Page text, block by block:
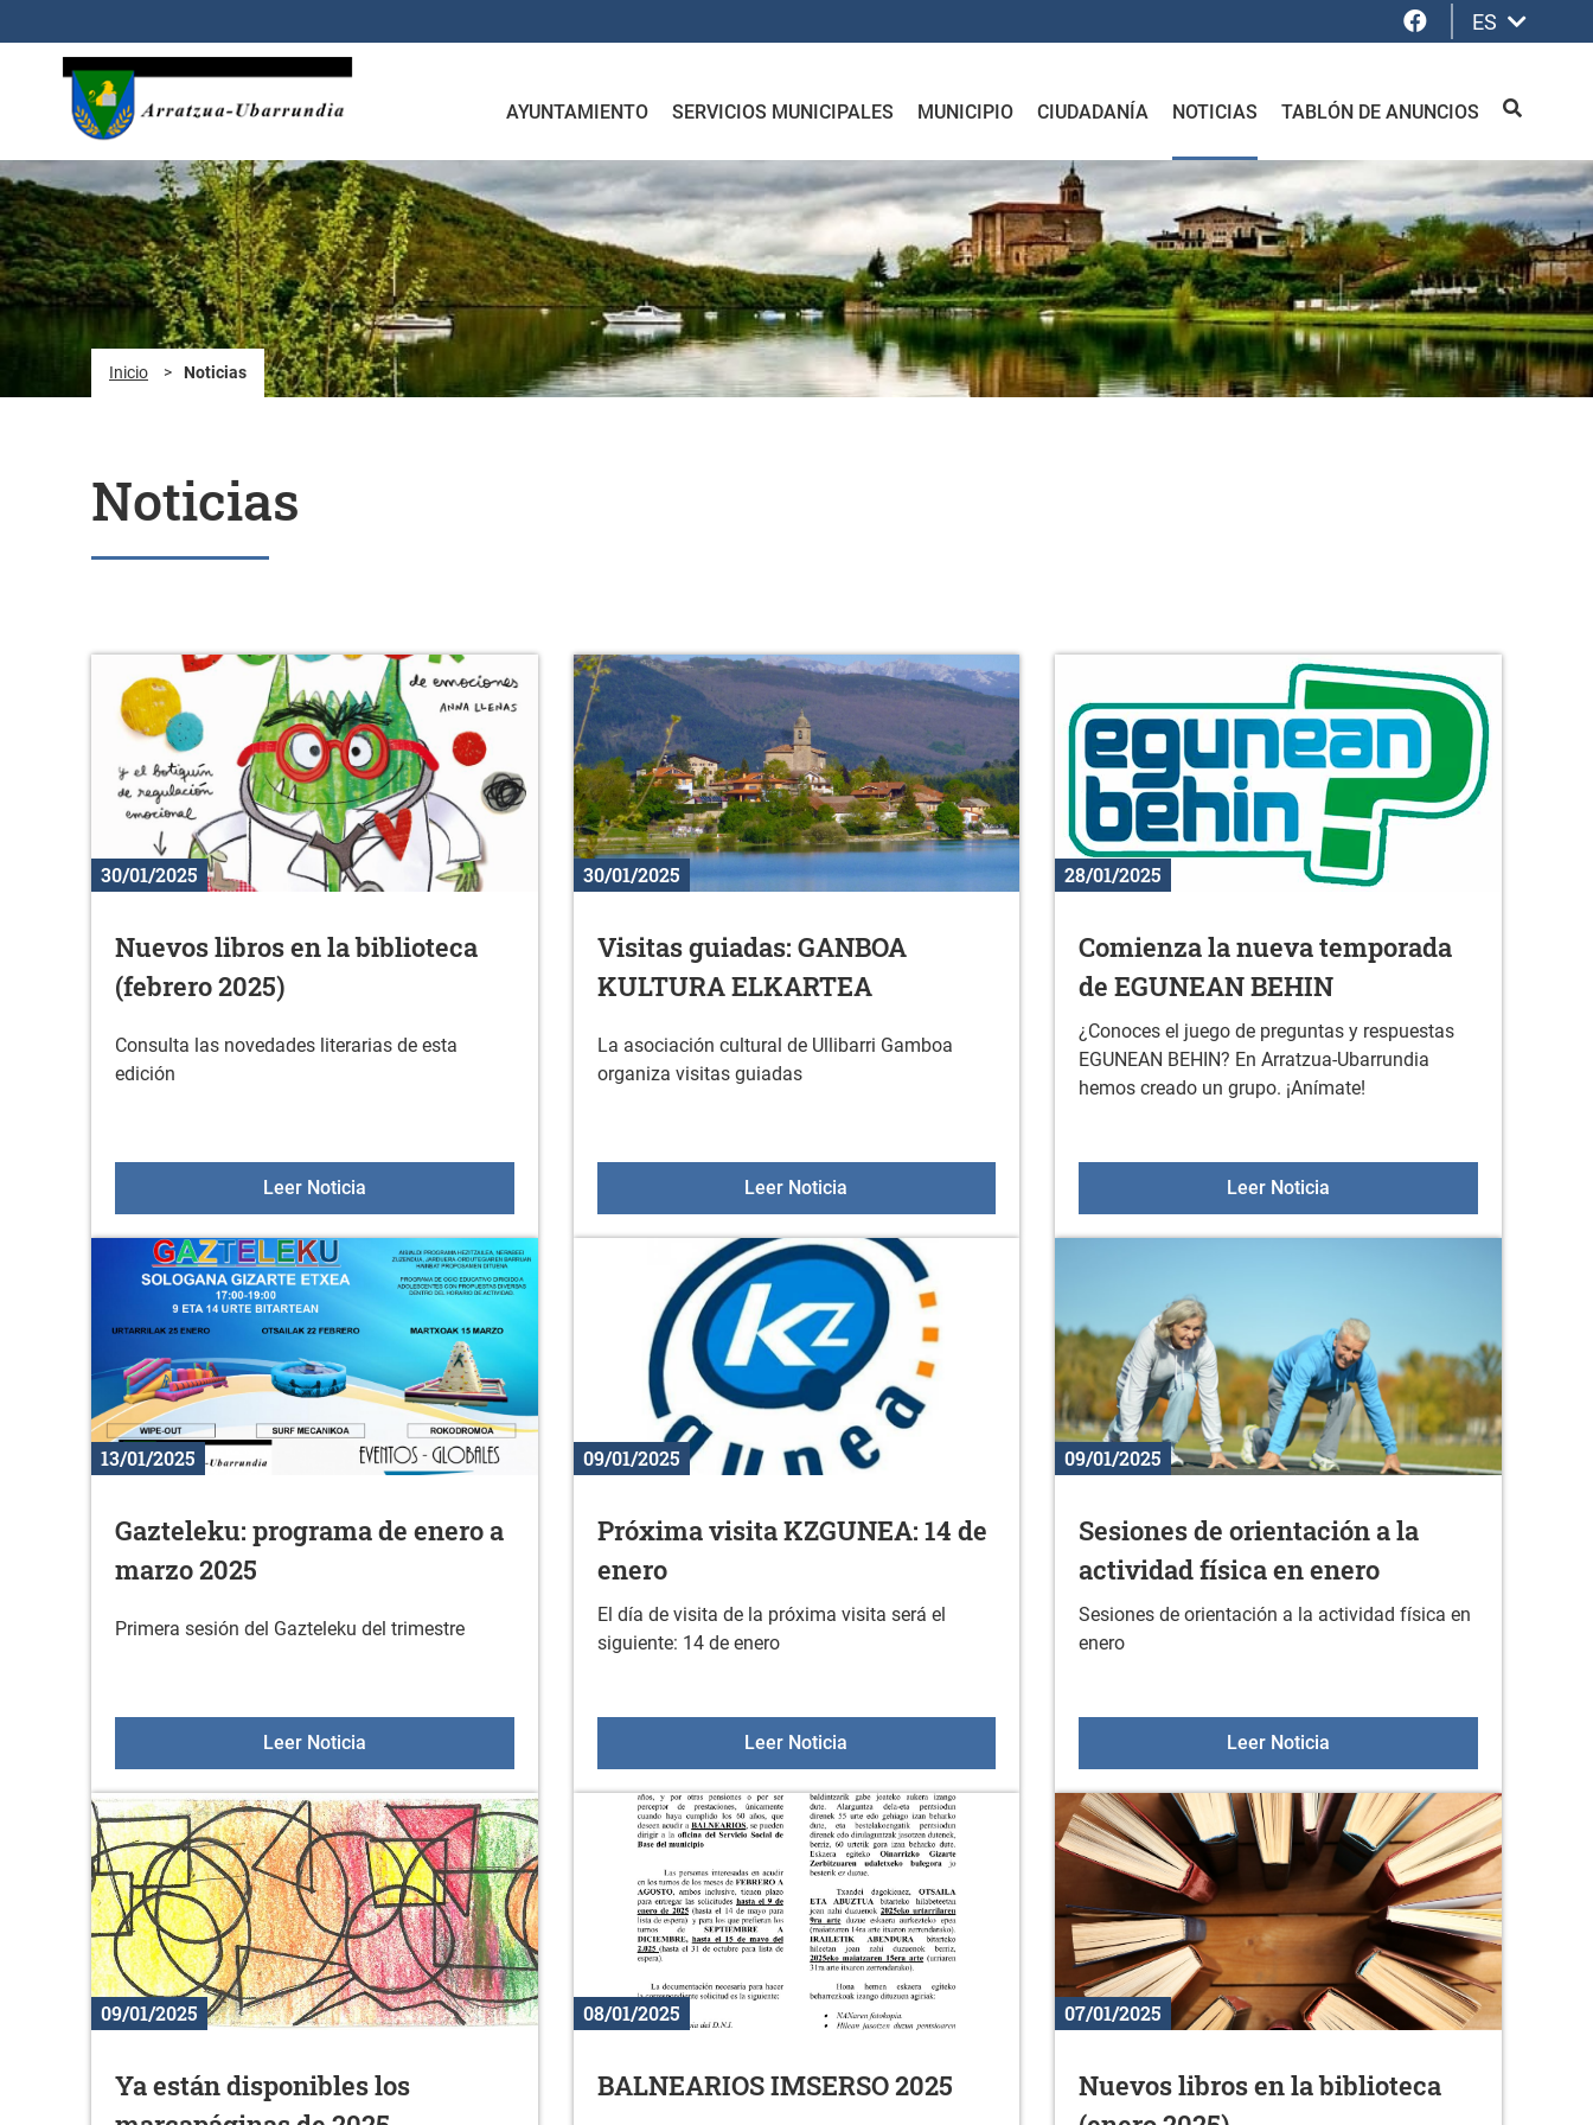
Facebook
ES
AYUNTAMIENTO SERVICIOS MUNICIPALES MUNICIPIO CIUDADANÍA NOTICIAS TABLÓN DE ANUNCIOS BUSCAR
Inicio > Noticias
Noticias
30/01/2025
Nuevos libros en la biblioteca
(febrero 2025)
Consulta las novedades literarias de esta
edición
Leer NoticiaNuevos libros en la biblioteca (febrero 2025)
30/01/2025
Visitas guiadas: GANBOA
KULTURA ELKARTEA
La asociación cultural de Ullibarri Gamboa
organiza visitas guiadas
Leer Noticia Visitas guiadas: GANBOA KULTURA ELKARTEA
28/01/2025
Comienza la nueva temporada
de EGUNEAN BEHIN
¿Conoces el juego de preguntas y respuestas
EGUNEAN BEHIN? En Arratzua-Ubarrundia
hemos creado un grupo. ¡Anímate!
Leer Noticia
13/01/2025
Gazteleku: programa de enero a
marzo 2025
Primera sesión del Gazteleku del trimestre
Leer NoticiaGazteleku: programa de enero a marzo 2025
09/01/2025
Próxima visita KZGUNEA: 14 de
enero
El día de visita de la próxima visita será el
siguiente: 14 de enero
Leer Noticia
09/01/2025
Sesiones de orientación a la
actividad física en enero
Sesiones de orientación a la actividad física en
enero
Leer Noticia
09/01/2025
Ya están disponibles los
08/01/2025
BALNEARIOS IMSERSO 2025
07/01/2025
Nuevos libros en la biblioteca